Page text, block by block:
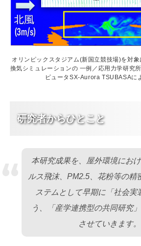
オリンピックスタジアム(新国立競技場)を対
換気シミュレーションの 一例／応用力学研究
ピュータSX-Aurora TSUBASAに
研究者からひとこと
本研究成果を、屋外環境にお
ルス飛沫、PM2.5、花粉等の精
ステムとして早期に「社会実
う、「産学連携型の共同研究
させていきます。